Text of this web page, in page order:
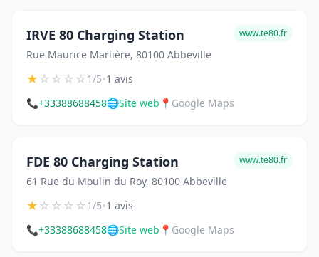
IRVE 80 Charging Station
Rue Maurice Marlière, 80100 Abbeville
www.te80.fr
★☆☆☆☆1/5•1 avis
📞+33388688458🌐Site web 📍 Google Maps
FDE 80 Charging Station
61 Rue du Moulin du Roy, 80100 Abbeville
www.te80.fr
★☆☆☆☆1/5•1 avis
📞+33388688458🌐Site web 📍 Google Maps